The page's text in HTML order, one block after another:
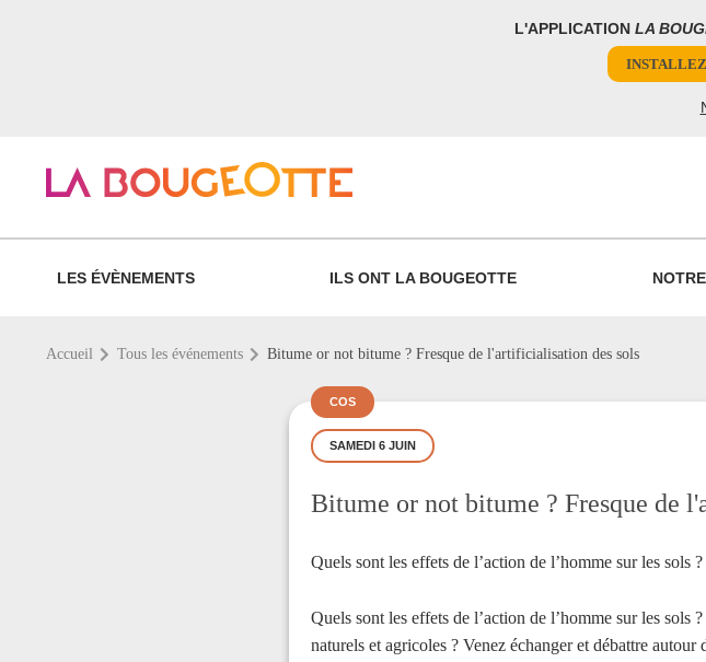
L'APPLICATION LA
LES ÉVÈNEMENTS ILS ONT LA BOUGEOTTE
Accueil Tous les événements Bitume or not bitume ? Fresque de l'artificialisation des sols
COS
SAMEDI 6 JUIN
Bitume or not bitume ? Fresque de
Quels sont les effets de l’action de l’homme sur les
Quels sont les effets de l’action de l’homme sur les sols
naturels et agricoles ? Venez échanger et débattre